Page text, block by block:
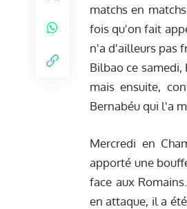
matchs en
fois qu'on fait
n'a d'ailleurs pas
Bilbao ce
mais ensuite,
Bernabéu qui l'a
Mercredi en
apporté une
face aux
en attaque, il a